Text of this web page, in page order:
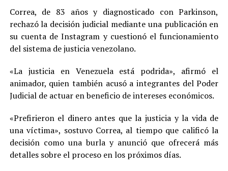
Correa, de 83 años y diagnosticado con Parkinson,
rechazó la decisión judicial mediante una publicación en
su cuenta de Instagram y cuestionó el funcionamiento
del sistema de justicia venezolano.
«La justicia en Venezuela está podrida», afirmó el
animador, quien también acusó a integrantes del Poder
Judicial de actuar en beneficio de intereses económicos.
«Prefirieron el dinero antes que la justicia y la vida de
una víctima», sostuvo Correa, al tiempo que calificó la
decisión como una burla y anunció que ofrecerá más
detalles sobre el proceso en los próximos días.